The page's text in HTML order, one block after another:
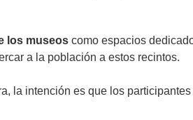
los museos como espacios
a la población a estos recintos.
la intención es que los